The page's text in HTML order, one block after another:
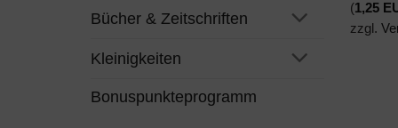
Bücher & Zeitschriften
Kleinigkeiten
Bonuspunkteprogramm
(1,25
zzgl.